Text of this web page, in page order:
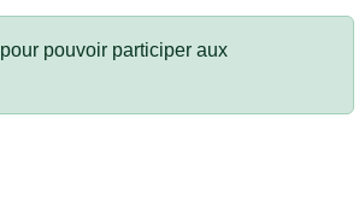
pour pouvoir participer aux